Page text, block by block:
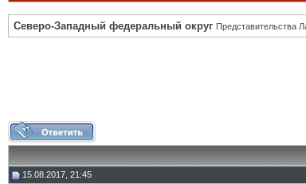
Северо-Западный федеральный округ Представительства
15.08.2017, 21:45